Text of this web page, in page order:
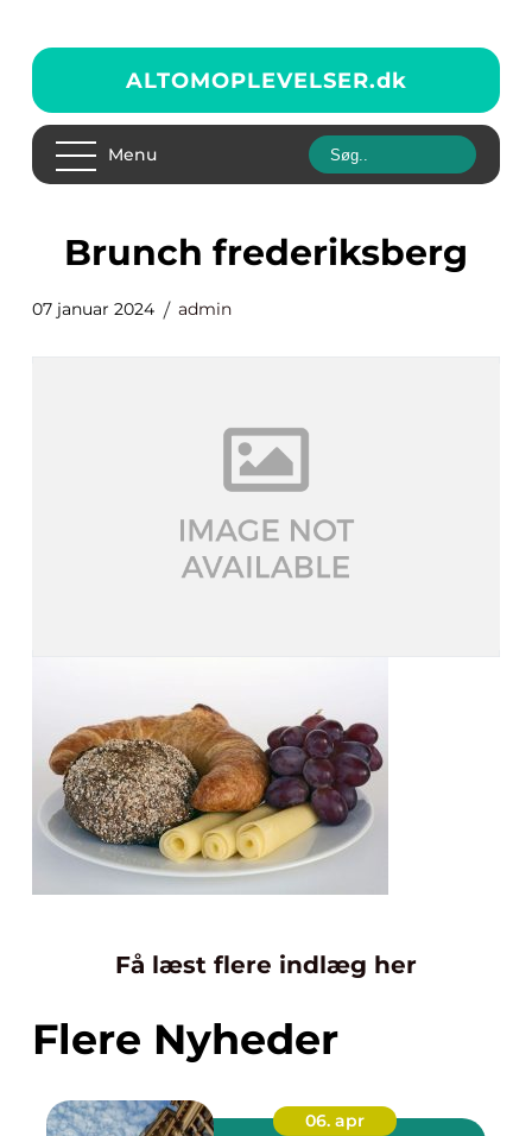
ALTOMOPLEVELSER.dk
Menu
brunch frederiksberg
07 januar 2024 admin
Få læst flere indlæg her
Flere Nyheder
06. apr